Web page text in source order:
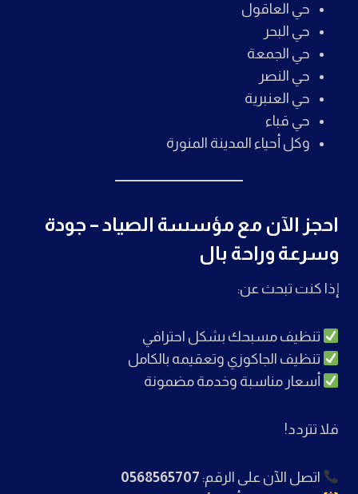
حي العاقول
حي البحر
حي الجمعة
حي النصر
حي العنبرية
حي قباء
وكل أحياء المدينة المنورة
احجز الآن مع مؤسسة الصياد – جودة
وسرعة وراحة بال
إذا كنت تبحث عن:
تنظيف مسبحك بشكل احترافي
تنظيف الجاكوزي وتعقيمه بالكامل
أسعار مناسبة وخدمة مضمونة
فلا تتردد!
اتصل الآن على الرقم: 0568565707